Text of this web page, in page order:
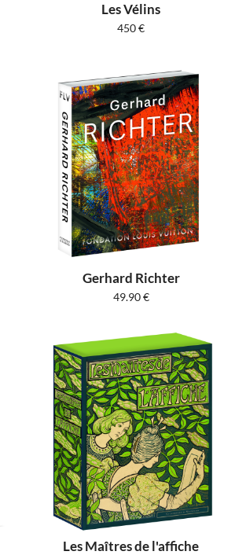
Les Vélins
450€
Gerhard Richter
49.90€
Les Maîtres de l'affiche